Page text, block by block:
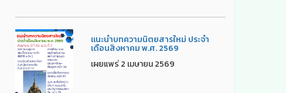
แนะนำบทความนิตยสารใหม่ ประจำ
เดือนสิงหาคม พ.ศ. 2569
เผยแพร่ 2 เมษายน 2569